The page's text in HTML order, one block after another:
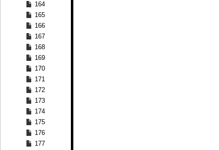
164
165
166
167
168
169
170
171
172
173
174
175
176
177